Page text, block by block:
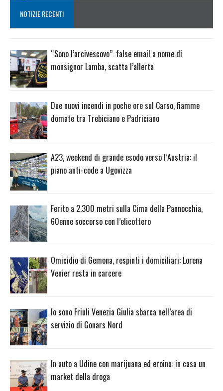
NOTIZIE RECENTI
“Sono l’arcivescovo”: false email a nome di
monsignor Lamba, scatta l’allerta
Due nuovi incendi in poche ore sul Carso, fiamme
domate tra Trebiciano e Padriciano
A23, weekend di grande esodo verso l’Austria: il
piano anti-code a Ugovizza
Ferito a 2.300 metri sulla Cima della Pannocchia,
60enne soccorso con l’elicottero
Omicidio di Gemona, respinti i domiciliari: Lorena
Venier resta in carcere
Io sono Friuli Venezia Giulia sbarca nell’area di
servizio di Gonars Nord
In auto a Udine con marijuana ed eroina: in casa un
market della droga